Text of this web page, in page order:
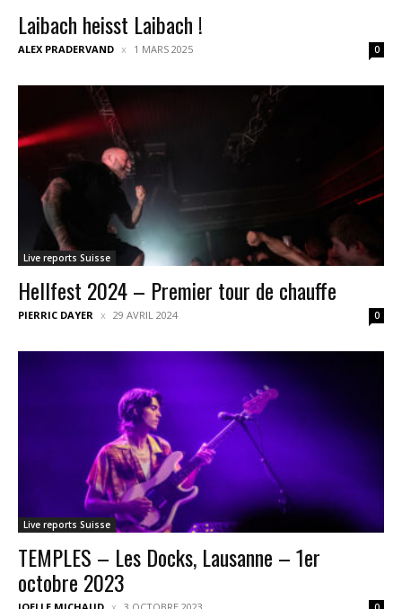
Laibach heisst Laibach !
ALEX PRADERVAND 1 MARS 2025 0
Live reports Suisse
Hellfest 2024 – Premier tour de chauffe
PIERRIC DAYER 29 AVRIL 2024 0
Live reports Suisse
TEMPLES – Les Docks, Lausanne – 1er
octobre 2023